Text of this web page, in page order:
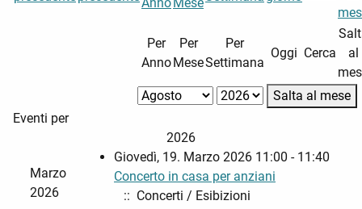
Per
Anno
Per
Mese
Per
Settimana
Oggi Cerca
al
Salta al mese
Eventi per
2026
Marzo
2026
Giovedì, 19. Marzo 2026 11:00 - 11:40
Concerto in casa per anziani
:: Concerti / Esibizioni